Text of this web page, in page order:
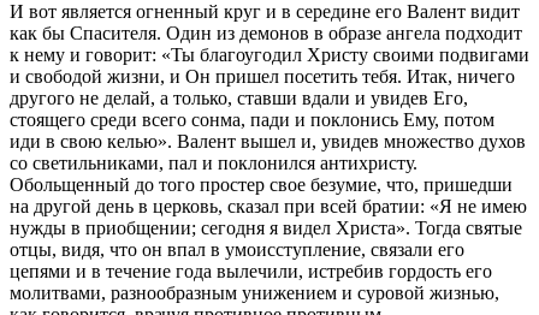
И вот является огненный круг и в середине его Валент видит
как бы Спасителя. Один из демонов в образе ангела подходит
к нему и говорит: «Ты благоугодил Христу своими подвигами
и свободой жизни, и Он пришел посетить тебя. Итак, ничего
другого не делай, а только, ставши вдали и увидев Его,
стоящего среди всего сонма, пади и поклонись Ему, потом
иди в свою келью». Валент вышел и, увидев множество духов
со светильниками, пал и поклонился антихристу.
Обольщенный до того простер свое безумие, что, пришедши
на другой день в церковь, сказал при всей братии: «Я не имею
нужды в приобщении; сегодня я видел Христа». Тогда святые
отцы, видя, что он впал в умоисступление, связали его
цепями и в течение года вылечили, истребив гордость его
молитвами, разнообразным унижением и суровой жизнью,